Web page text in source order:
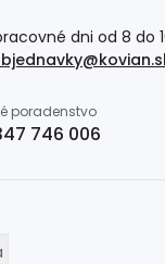
dni od 8 do
poradenstvo
746 006